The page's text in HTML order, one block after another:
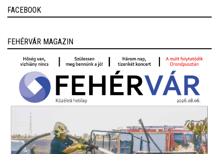
FACEBOOK
FEHÉRVÁR MAGAZIN